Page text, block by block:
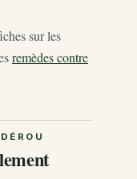
sur les
remèdes contre